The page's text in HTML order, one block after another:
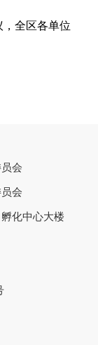
，全区各单位
会
会
化中心大楼